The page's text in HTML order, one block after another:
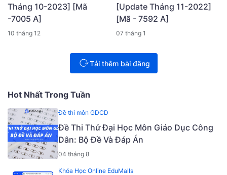
Tháng 10-2023] [Mã
-7005 A]
10 tháng 12
[Update Tháng 11-2022]
[Mã - 7592 A]
07 tháng 1
Tải thêm bài đăng
Hot Nhất Trong Tuần
Đề thi môn GDCD
Đề Thi Thử Đại Học Môn Giáo Dục Công
Dân: Bộ Đề Và Đáp Án
04 tháng 8
Khóa Học Online EduMalls